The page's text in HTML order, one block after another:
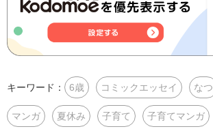
キーワード： 6歳 コミックエッセイ なつ
マンガ 夏休み 子育て 子育てマンガ